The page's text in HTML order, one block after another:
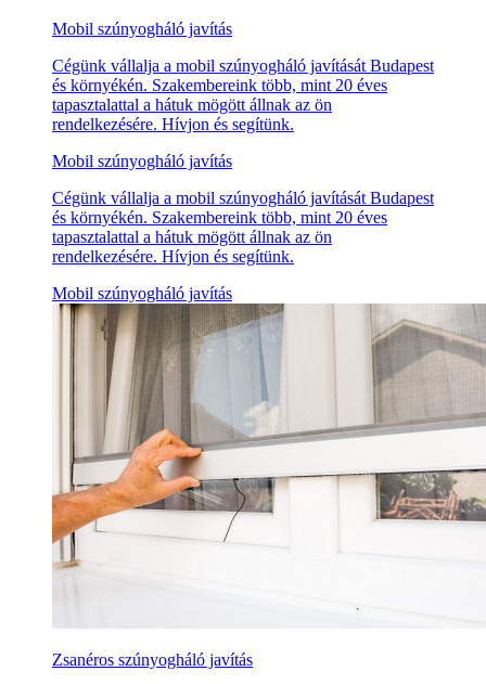
Mobil szúnyogháló javítás
Cégünk vállalja a mobil szúnyogháló javítását Budapest
és környékén. Szakembereink több, mint 20 éves
tapasztalattal a hátuk mögött állnak az ön
rendelkezésére. Hívjon és segítünk.
Mobil szúnyogháló javítás
Cégünk vállalja a mobil szúnyogháló javítását Budapest
és környékén. Szakembereink több, mint 20 éves
tapasztalattal a hátuk mögött állnak az ön
rendelkezésére. Hívjon és segítünk.
Mobil szúnyogháló javítás
Zsanéros szúnyogháló javítás